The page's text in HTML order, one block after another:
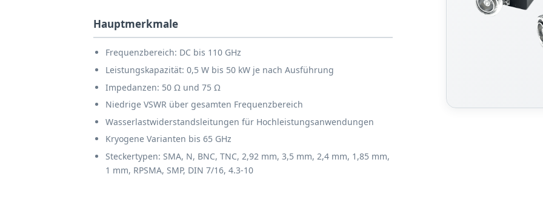
Hauptmerkmale
Frequenzbereich: DC bis 110 GHz
Leistungskapazität: 0,5 W bis 50 kW je nach Ausführung
Impedanzen: 50 Ω und 75 Ω
Niedrige VSWR über gesamten Frequenzbereich
Wasserlastwiderstandsleitungen für Hochleistungsanwendungen
Kryogene Varianten bis 65 GHz
Steckertypen: SMA, N, BNC, TNC, 2,92 mm, 3,5 mm, 2,4 mm, 1,85 mm,
1 mm, RPSMA, SMP, DIN 7/16, 4.3-10